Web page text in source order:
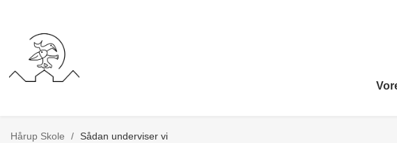
Hårup Skole / Sådan underviser vi